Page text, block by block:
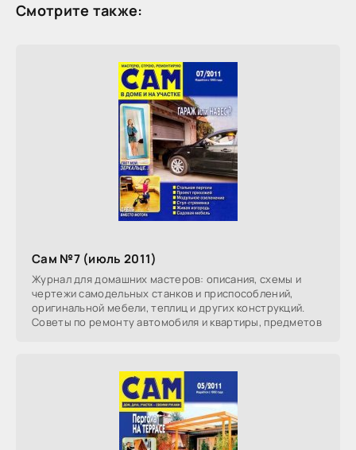
Смотрите также:
Сам №7 (июль 2011)
Журнал для домашних мастеров: описания, схемы и
чертежи самодельных станков и приспособлений,
оригинальной мебели, теплиц и других конструкций.
Советы по ремонту автомобиля и квартиры, предметов